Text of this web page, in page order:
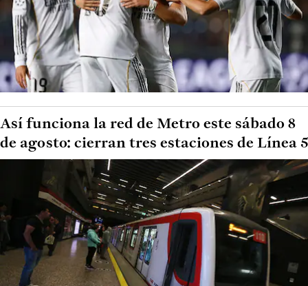
Así funciona la red de Metro este sábado 8
de agosto: cierran tres estaciones de Línea 5